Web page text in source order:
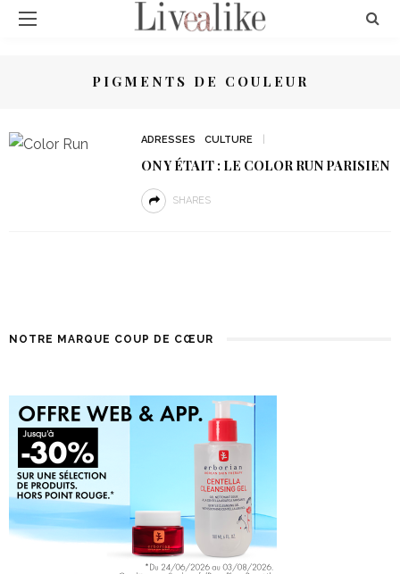
PIGMENTS DE COULEUR
ADRESSES CULTURE
ON Y ÉTAIT : LE COLOR RUN PARISIEN
SHARES
NOTRE MARQUE COUP DE CŒUR